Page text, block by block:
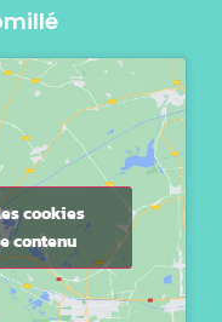
cookies
contenu